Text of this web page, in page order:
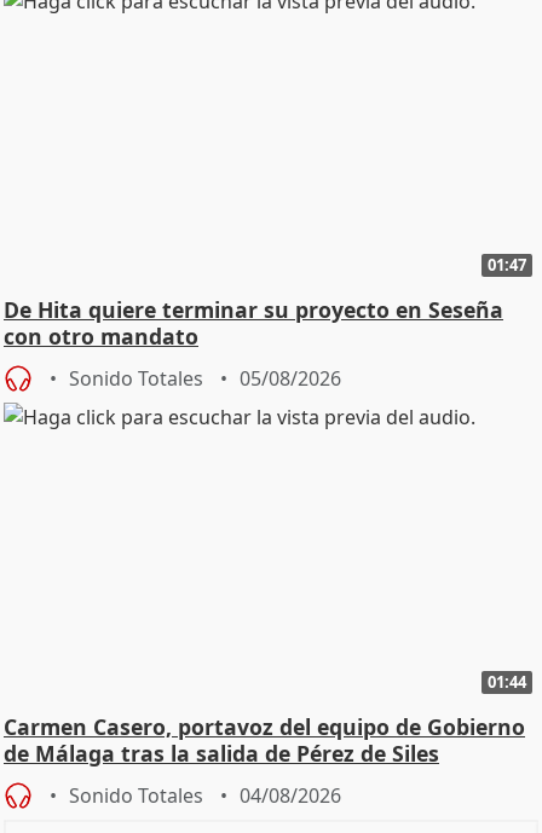
01:47
De Hita quiere terminar su proyecto en Seseña
con otro mandato
Sonido Totales 05/08/2026
01:44
Carmen Casero, portavoz del equipo de Gobierno
de Málaga tras la salida de Pérez de Siles
Sonido Totales 04/08/2026